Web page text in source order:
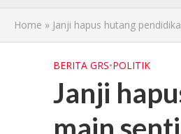
Home » Janji hapus hutang
BERITA GRS•POLITIK
Janji